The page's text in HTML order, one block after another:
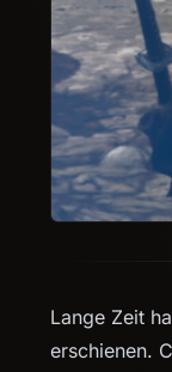
Lange Zeit
erschienen.